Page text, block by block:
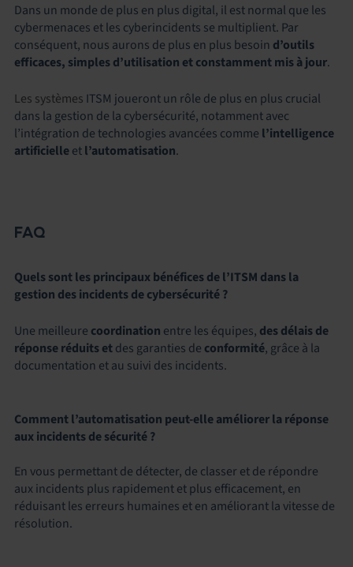
Dans un monde de plus en plus digital, il est normal que les
cybermenaces et les cyberincidents se multiplient. Par
conséquent, nous aurons de plus en plus besoin d’outils
efficaces, simples d’utilisation et constamment mis à jour.
Les systèmes ITSM joueront un rôle de plus en plus crucial
dans la gestion de la cybersécurité, notamment avec
l’intégration de technologies avancées comme l’intelligence
artificielleetl’automatisation.
FAQ
Quels sont les principaux bénéfices de l’ITSM dans la
gestion des incidents de cybersécurité ?
Une meilleure coordination entre les équipes, des délais de
réponse réduits etdes garanties de conformité, grâce à la
documentation et au suivi des incidents.
Comment l’automatisation peut-elle améliorer la réponse
aux incidents de sécurité ?
En vous permettant de détecter, de classer et de répondre
aux incidents plus rapidement et plus efficacement, en
réduisant les erreurs humaines et en améliorant la vitesse de
résolution.